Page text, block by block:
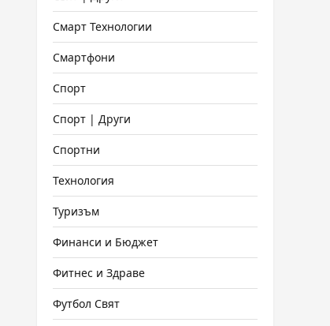
Смарт Технологии
Смартфони
Спорт
Спорт | Други
Спортни
Технология
Туризъм
Финанси и Бюджет
Фитнес и Здраве
Футбол Свят